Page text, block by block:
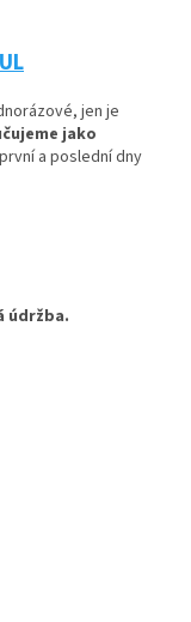
jen je
jako
a poslední dny
údržba.